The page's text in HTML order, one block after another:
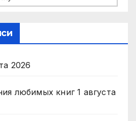
2026
любимых книг 1 августа